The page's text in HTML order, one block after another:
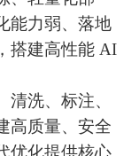
能力弱、落地
搭建高性能 AI
洗、标注、
高质量、安全
优化提供核心